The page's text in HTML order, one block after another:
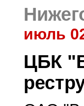
июль
ЦБК